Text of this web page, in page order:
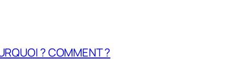
? COMMENT ?